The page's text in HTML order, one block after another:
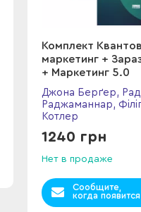
Комплект
маркетинг +
+ Маркетинг 5.0
Джона Берґер,
Раджаманнар,
Котлер
1240 грн
Нет в продаже
Сообщите,
когда появится